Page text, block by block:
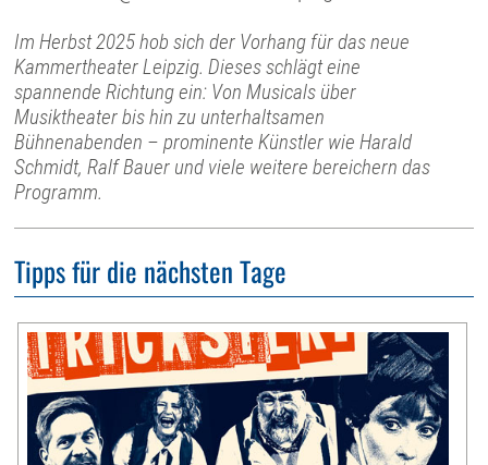
Im Herbst 2025 hob sich der Vorhang für das neue
Kammertheater Leipzig. Dieses schlägt eine
spannende Richtung ein: Von Musicals über
Musiktheater bis hin zu unterhaltsamen
Bühnenabenden – prominente Künstler wie Harald
Schmidt, Ralf Bauer und viele weitere bereichern das
Programm.
Tipps für die nächsten Tage